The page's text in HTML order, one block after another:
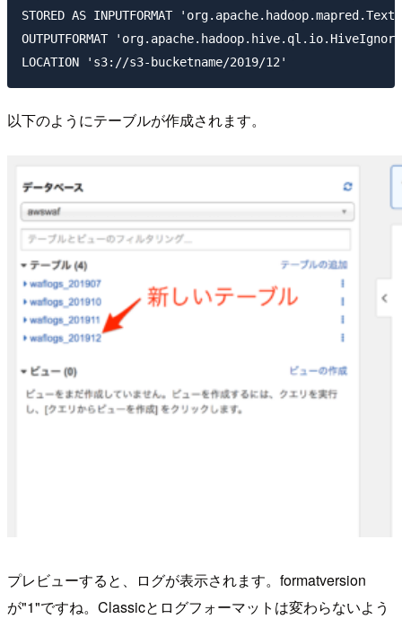
STORED AS INPUTFORMAT
OUTPUTFORMAT
以下のようにテーブルが作成されます。
プレビューすると、ログが表示されます。formatversion
が"1"ですね。Classicとログフォーマットは変わらないよう